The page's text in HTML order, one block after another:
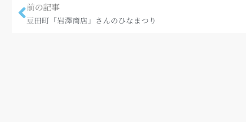
前の記事
豆田町「岩澤商店」さんのひなまつり